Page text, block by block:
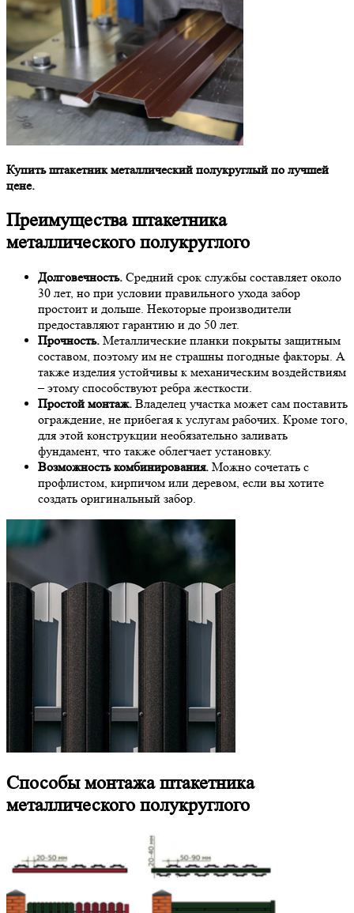
Купить штакетник металлический полукруглый по лучшей
цене.
Преимущества штакетника
металлического полукруглого
Долговечность. Средний срок службы составляет около
30 лет, но при условии правильного ухода забор
простоит и дольше. Некоторые производители
предоставляют гарантию и до 50 лет.
Прочность. Металлические планки покрыты защитным
составом, поэтому им не страшны погодные факторы. А
также изделия устойчивы к механическим воздействиям
– этому способствуют ребра жесткости.
Простой монтаж. Владелец участка может сам поставить
ограждение, не прибегая к услугам рабочих. Кроме того,
для этой конструкции необязательно заливать
фундамент, что также облегчает установку.
Возможность комбинирования. Можно сочетать с
профлистом, кирпичом или деревом, если вы хотите
создать оригинальный забор.
Способы монтажа штакетника
металлического полукруглого